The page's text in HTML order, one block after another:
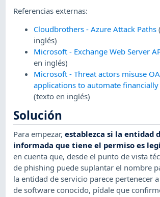
Referencias externas:
Cloudbrothers - Azure Attack Paths
inglés)
Microsoft - Exchange Web Server
en inglés)
Microsoft - Threat actors misuse
applications to automate
(texto en inglés)
Solución
Para empezar,establezca si la entidad
informada que tiene el permiso es
en cuenta que, desde el punto de vista
de phishing puede suplantar el nombre
la entidad de servicio parece pertenecer
de software conocido, pídale que